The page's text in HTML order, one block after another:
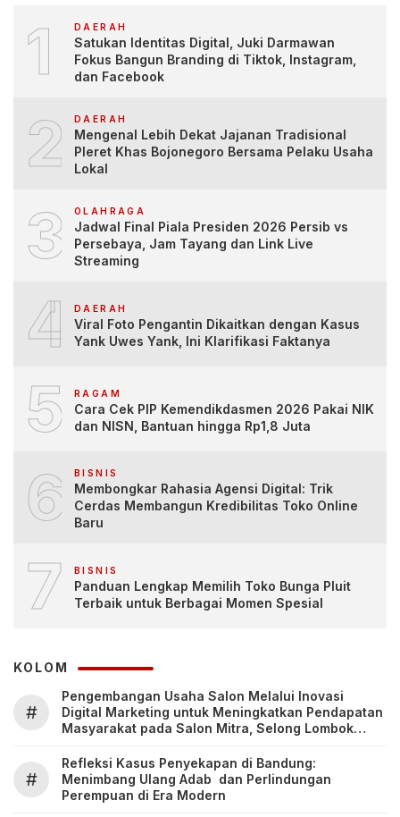
1 DAERAH
Satukan Identitas Digital, Juki Darmawan
Fokus Bangun Branding di Tiktok, Instagram,
dan Facebook
2 DAERAH
Mengenal Lebih Dekat Jajanan Tradisional
Pleret Khas Bojonegoro Bersama Pelaku Usaha
Lokal
3 OLAHRAGA
Jadwal Final Piala Presiden 2026 Persib vs
Persebaya, Jam Tayang dan Link Live
Streaming
4 DAERAH
Viral Foto Pengantin Dikaitkan dengan Kasus
Yank Uwes Yank, Ini Klarifikasi Faktanya
5 RAGAM
Cara Cek PIP Kemendikdasmen 2026 Pakai NIK
dan NISN, Bantuan hingga Rp1,8 Juta
6 BISNIS
Membongkar Rahasia Agensi Digital: Trik
Cerdas Membangun Kredibilitas Toko Online
Baru
7 BISNIS
Panduan Lengkap Memilih Toko Bunga Pluit
Terbaik untuk Berbagai Momen Spesial
KOLOM
#
Pengembangan Usaha Salon Melalui Inovasi
Digital Marketing untuk Meningkatkan Pendapatan
Masyarakat pada Salon Mitra, Selong Lombok
#
Refleksi Kasus Penyekapan di Bandung:
Menimbang Ulang Adab dan Perlindungan
Perempuan di Era Modern